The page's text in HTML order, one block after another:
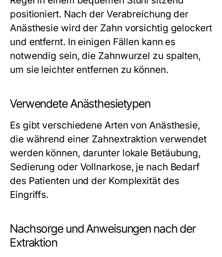
positioniert. Nach der Verabreichung der
Anästhesie wird der Zahn vorsichtig gelockert
und entfernt. In einigen Fällen kann es
notwendig sein, die Zahnwurzel zu spalten,
um sie leichter entfernen zu können.
Verwendete Anästhesietypen
Es gibt verschiedene Arten von Anästhesie,
die während einer Zahnextraktion verwendet
werden können, darunter lokale Betäubung,
Sedierung oder Vollnarkose, je nach Bedarf
des Patienten und der Komplexität des
Eingriffs.
Nachsorge und Anweisungen nach der
Extraktion